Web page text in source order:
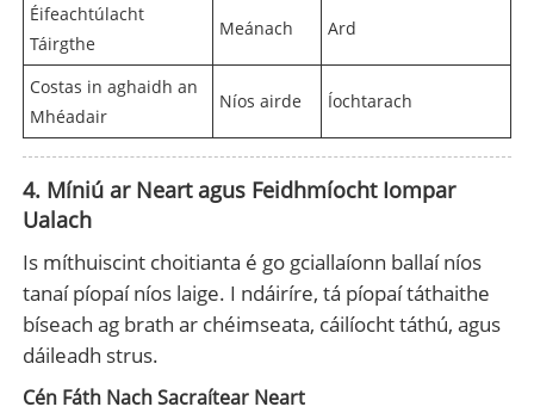
Éifeachtúlacht
Táirgthe
Meánach Ard
Costas in aghaidh an
Mhéadair
Níos airde Íochtarach
4. Míniú ar Neart agus Feidhmíocht Iompar
Ualach
Is míthuiscint choitianta é go gciallaíonn ballaí níos
tanaí píopaí níos laige. I ndáiríre, tá píopaí táthaithe
bíseach ag brath ar chéimseata, cáilíocht táthú, agus
dáileadh strus.
Cén Fáth Nach Sacraítear Neart